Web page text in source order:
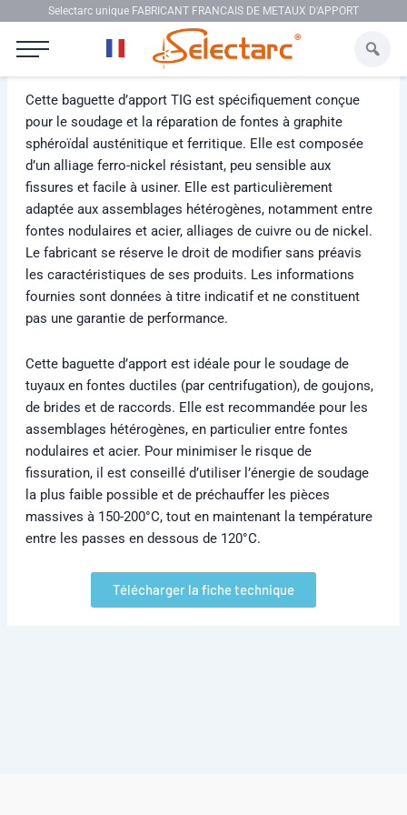
Aller au contenuSelectarc unique FABRICANT FRANCAIS DE METAUX D'APPORT
Cette baguette d’apport TIG est spécifiquement conçue
pour le soudage et la réparation de fontes à graphite
sphéroïdal austénitique et ferritique. Elle est composée
d’un alliage ferro-nickel résistant, peu sensible aux
fissures et facile à usiner. Elle est particulièrement
adaptée aux assemblages hétérogènes, notamment entre
fontes nodulaires et acier, alliages de cuivre ou de nickel.
Le fabricant se réserve le droit de modifier sans préavis
les caractéristiques de ses produits. Les informations
fournies sont données à titre indicatif et ne constituent
pas une garantie de performance.
Cette baguette d’apport est idéale pour le soudage de
tuyaux en fontes ductiles (par centrifugation), de goujons,
de brides et de raccords. Elle est recommandée pour les
assemblages hétérogènes, en particulier entre fontes
nodulaires et acier. Pour minimiser le risque de
fissuration, il est conseillé d’utiliser l’énergie de soudage
la plus faible possible et de préchauffer les pièces
massives à 150-200°C, tout en maintenant la température
entre les passes en dessous de 120°C.
Télécharger la fiche technique